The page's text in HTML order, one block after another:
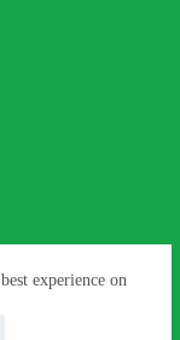
experience on